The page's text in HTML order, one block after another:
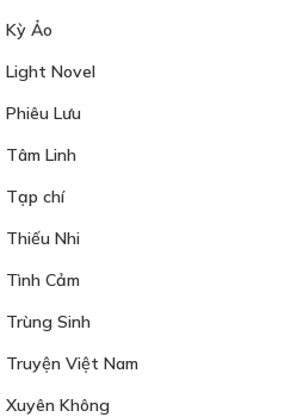
Kỳ Ảo
Light Novel
Phiêu Lưu
Tâm Linh
Tạp chí
Thiếu Nhi
Tình Cảm
Trùng Sinh
Truyện Việt Nam
Xuyên Không